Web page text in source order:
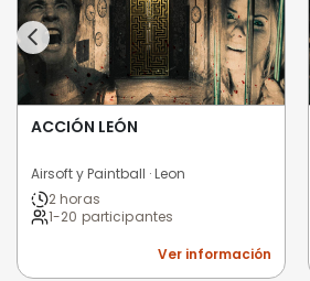
ACCIÓN LEÓN
Airsoft y Paintball · Leon
2 horas
1-20 participantes
Ver información